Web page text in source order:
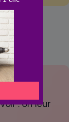
erreur
la
: on leur